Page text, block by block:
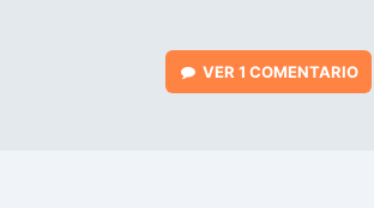
VER 1 COMENTARIO